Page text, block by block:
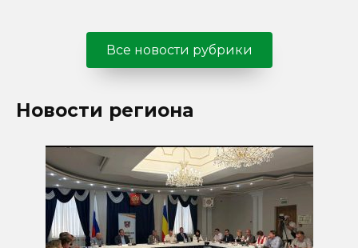
Все новости рубрики
Новости региона